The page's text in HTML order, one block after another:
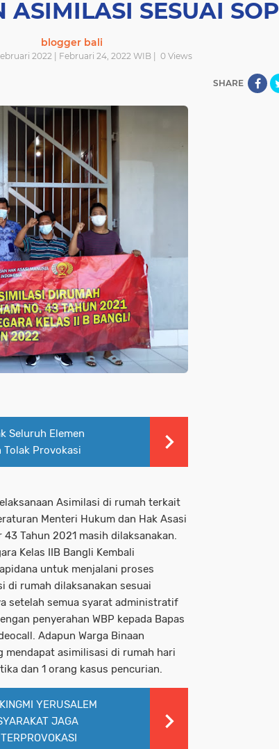
ASIMILASI SESUAI SOP
blogger bali
2022 | Februari 24, 2022 WIB | 0Views
SHARE
Seluruh Elemen
Tolak Provokasi
Asimilasi di rumah terkait
Menteri Hukum dan Hak Asasi
Tahun 2021 masih dilaksanakan.
Kelas IIB Bangli Kembali
untuk menjalani proses
di rumah dilaksanakan sesuai
setelah semua syarat administratif
penyerahan WBP kepada Bapas
Adapun Warga Binaan
mendapat asimilisasi di rumah hari
dan 1 orang kasus pencurian.
YERUSALEM
JAGA